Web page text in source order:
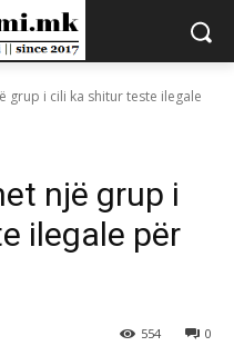
grup i cili ka shitur teste ilegale
një grup i
ilegale për
0
554